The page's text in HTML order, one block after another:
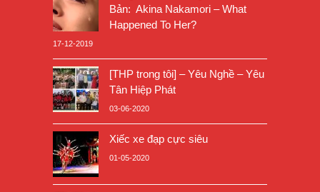
Bản: Akina Nakamori – What
Happened To Her?
17-12-2019
[THP trong tôi] – Yêu Nghề – Yêu
Tân Hiệp Phát
03-06-2020
Xiếc xe đạp cực siêu
01-05-2020